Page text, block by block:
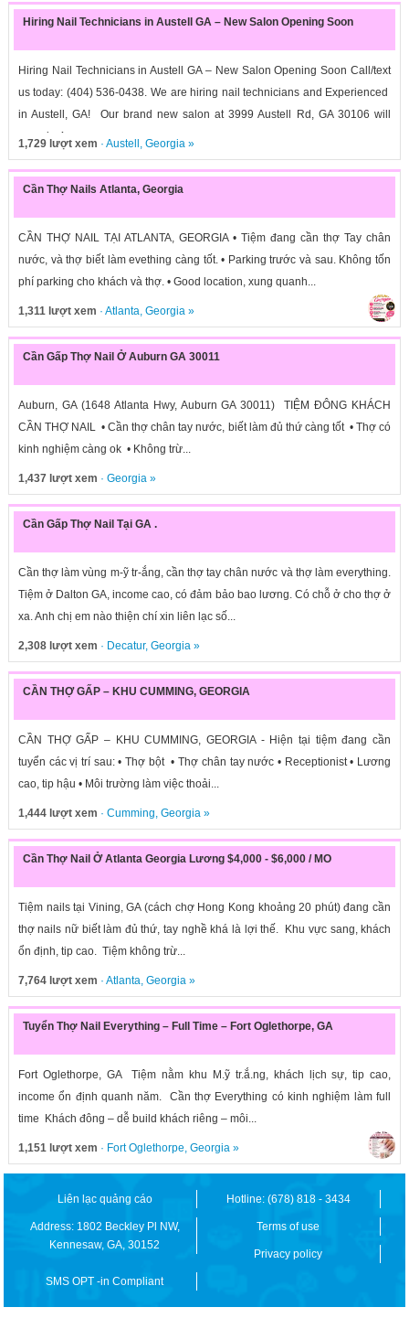
Hiring Nail Technicians in Austell GA – New Salon Opening Soon
Hiring Nail Technicians in Austell GA – New Salon Opening Soon Call/text
us today: (404) 536-0438. We are hiring nail technicians and Experienced
in Austell, GA! Our brand new salon at 3999 Austell Rd, GA 30106 will
open in 4...
1,729 lượt xem · Austell , Georgia»
Cần Thợ Nails Atlanta, Georgia
CẦN THỢ NAIL TẠI ATLANTA, GEORGIA • Tiệm đang cần thợ Tay chân
nước, và thợ biết làm evething càng tốt. • Parking trước và sau. Không tốn
phí parking cho khách và thợ. • Good location, xung quanh...
1,311 lượt xem · Atlanta, Georgia»
Cần Gấp Thợ Nail Ở Auburn GA 30011
Auburn, GA (1648 Atlanta Hwy, Auburn GA 30011) TIỆM ĐÔNG KHÁCH
CẦN THỢ NAIL • Cần thợ chân tay nước, biết làm đủ thứ càng tốt • Thợ có
kinh nghiệm càng ok • Không trừ...
1,437 lượt xem · Georgia»
Cần Gấp Thợ Nail Tại GA .
Cần thợ làm vùng m-ỹ tr-ắng, cần thợ tay chân nước và thợ làm everything.
Tiệm ở Dalton GA, income cao, có đảm bảo bao lương. Có chỗ ở cho thợ ở
xa. Anh chị em nào thiện chí xin liên lạc số...
2,308 lượt xem · Decatur, Georgia»
CẦN THỢ GẤP – KHU CUMMING, GEORGIA
CẦN THỢ GẤP – KHU CUMMING, GEORGIA - Hiện tại tiệm đang cần
tuyển các vị trí sau: • Thợ bột • Thợ chân tay nước • Receptionist • Lương
cao, tip hậu • Môi trường làm việc thoải...
1,444 lượt xem · Cumming, Georgia»
Cần Thợ Nail Ở Atlanta Georgia Lương $4,000 - $6,000 / MO
Tiệm nails tại Vining, GA (cách chợ Hong Kong khoảng 20 phút) đang cần
thợ nails nữ biết làm đủ thứ, tay nghề khá là lợi thế. Khu vực sang, khách
ổn định, tip cao. Tiệm không trừ...
7,764 lượt xem · Atlanta, Georgia»
Tuyển Thợ Nail Everything – Full Time – Fort Oglethorpe, GA
Fort Oglethorpe, GA Tiệm nằm khu M.ỹ tr.ắ.ng, khách lịch sự, tip cao,
income ổn định quanh năm. Cần thợ Everything có kinh nghiệm làm full
time Khách đông – dễ build khách riêng – môi...
1,151 lượt xem · Fort Oglethorpe, Georgia»
Liên lạc quảng cáo Hotline: (678) 818 - 3434
Address: 1802 Beckley Pl NW,
Kennesaw, GA, 30152
Terms of use
Privacy policy
SMS OPT -in Compliant